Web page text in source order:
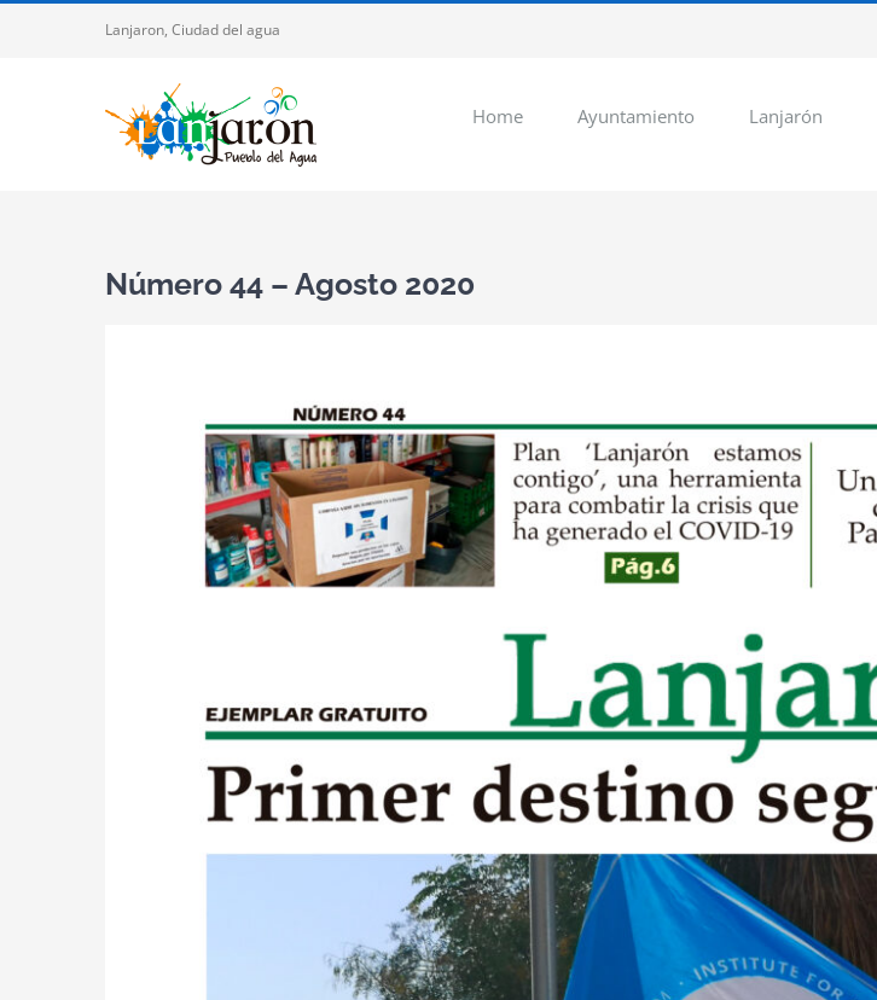
Lanjaron, Ciudad del agua
Home Ayuntamiento Lanjarón
Número 44 – Agosto 2020